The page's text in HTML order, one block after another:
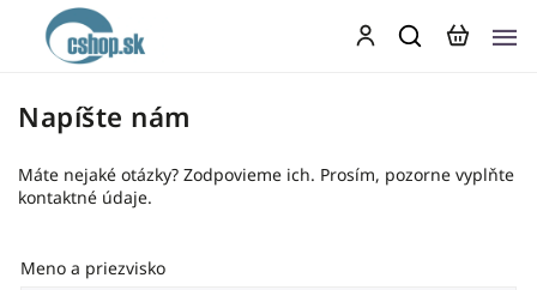
Napíšte nám
Máte nejaké otázky? Zodpovieme ich. Prosím, pozorne vyplňte
kontaktné údaje.
Meno a priezvisko